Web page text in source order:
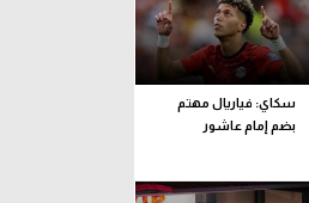
سكاي: فياريال مهتم
بضم إمام عاشور